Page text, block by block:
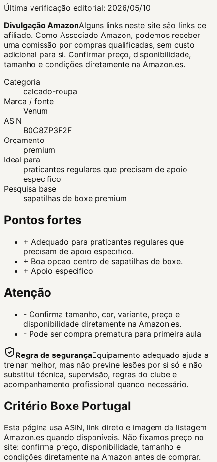
Última verificação editorial: 2026/05/10
Divulgação AmazonAlguns links neste site são links de
afiliado. Como Associado Amazon, podemos receber
uma comissão por compras qualificadas, sem custo
adicional para si. Confirmar preço, disponibilidade,
tamanho e condições diretamente na Amazon.es.
Categoria
calcado-roupa
Marca / fonte
Venum
ASIN
B0C8ZP3F2F
Orçamento
premium
Ideal para
praticantes regulares que precisam de apoio
especifico
Pesquisa base
sapatilhas de boxe premium
Pontos fortes
+ Adequado para praticantes regulares que
precisam de apoio especifico.
+ Boa opcao dentro de sapatilhas de boxe.
+ Apoio especifico
Atenção
- Confirma tamanho, cor, variante, preço e
disponibilidade diretamente na Amazon.es.
- Pode ser compra prematura para primeira aula
Regra de segurançaEquipamento adequado ajuda a
treinar melhor, mas não previne lesões por si só e não
substitui técnica, supervisão, regras do clube e
acompanhamento profissional quando necessário.
Critério Boxe Portugal
Esta página usa ASIN, link direto e imagem da listagem
Amazon.es quando disponíveis. Não fixamos preço no
site: confirma preço, disponibilidade, tamanho e
condições diretamente na Amazon antes de comprar.